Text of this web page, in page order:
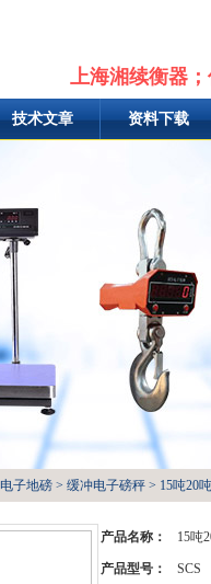
上海湘续衡器
技术文章 资料下载
电子地磅 > 缓冲电子磅秤 > 15吨20
产品名称： 15吨
产品型号： SCS